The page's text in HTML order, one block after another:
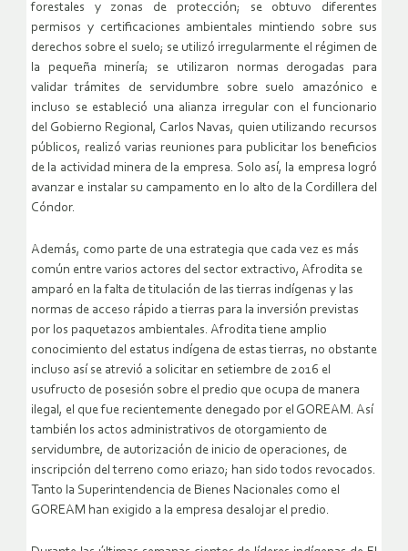
forestales y zonas de protección; se obtuvo diferentes
permisos y certificaciones ambientales mintiendo sobre sus
derechos sobre el suelo; se utilizó irregularmente el régimen de
la pequeña minería; se utilizaron normas derogadas para
validar trámites de servidumbre sobre suelo amazónico e
incluso se estableció una alianza irregular con el funcionario
del Gobierno Regional, Carlos Navas, quien utilizando recursos
públicos, realizó varias reuniones para publicitar los beneficios
de la actividad minera de la empresa. Solo así, la empresa logró
avanzar e instalar su campamento en lo alto de la Cordillera del
Cóndor.
Además, como parte de una estrategia que cada vez es más
común entre varios actores del sector extractivo, Afrodita se
amparó en la falta de titulación de las tierras indígenas y las
normas de acceso rápido a tierras para la inversión previstas
por los paquetazos ambientales. Afrodita tiene amplio
conocimiento del estatus indígena de estas tierras, no obstante
incluso así se atrevió a solicitar en setiembre de 2016 el
usufructo de posesión sobre el predio que ocupa de manera
ilegal, el que fue recientemente denegado por el GOREAM. Así
también los actos administrativos de otorgamiento de
servidumbre, de autorización de inicio de operaciones, de
inscripción del terreno como eriazo; han sido todos revocados.
Tanto la Superintendencia de Bienes Nacionales como el
GOREAM han exigido a la empresa desalojar el predio.